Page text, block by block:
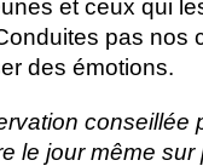
et ceux qui
pas nos
des émotions.
conseillée
le jour même